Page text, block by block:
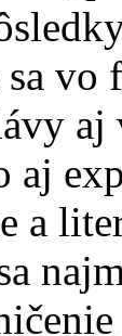
vo
aj
a